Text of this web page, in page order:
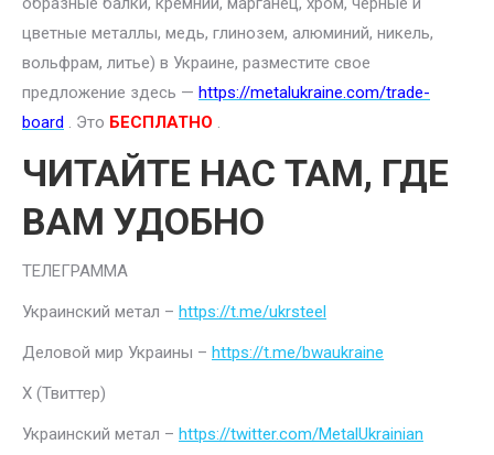
цветные металлы, медь, глинозем, алюминий, никель,
вольфрам, литье) в Украине, разместите свое
предложение здесь — https://metalukraine.com/trade-
board . Это БЕСПЛАТНО .
ЧИТАЙТЕ НАС ТАМ, ГДЕ
ВАМ УДОБНО
ТЕЛЕГРАММА
Украинский метал – https://t.me/ukrsteel
Деловой мир Украины – https://t.me/bwaukraine
Х (Твиттер)
Украинский метал – https://twitter.com/MetalUkrainian